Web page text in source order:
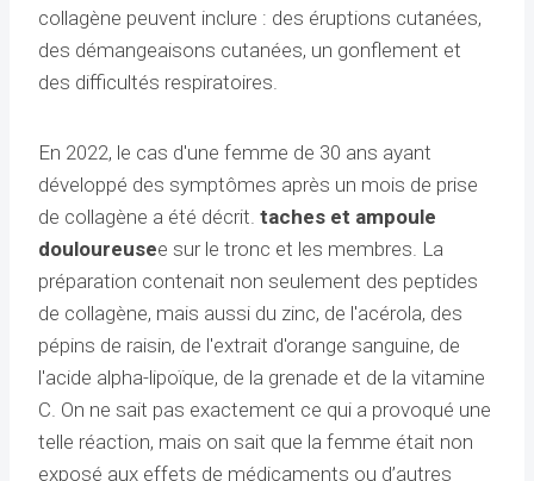
collagène peuvent inclure : des éruptions cutanées,
des démangeaisons cutanées, un gonflement et
des difficultés respiratoires.
En 2022, le cas d'une femme de 30 ans ayant
développé des symptômes après un mois de prise
de collagène a été décrit. taches et ampoule
douloureusee sur le tronc et les membres. La
préparation contenait non seulement des peptides
de collagène, mais aussi du zinc, de l'acérola, des
pépins de raisin, de l'extrait d'orange sanguine, de
l'acide alpha-lipoïque, de la grenade et de la vitamine
C. On ne sait pas exactement ce qui a provoqué une
telle réaction, mais on sait que la femme était non
exposé aux effets de médicaments ou d’autres